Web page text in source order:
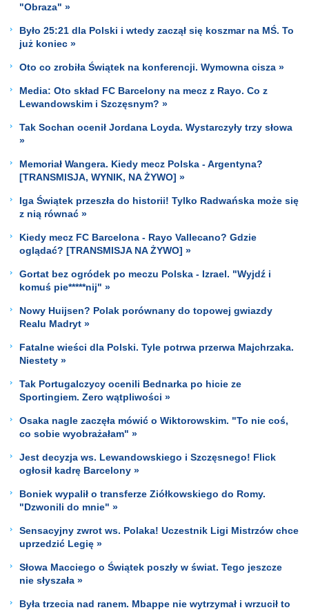
"Obraza" »
Było 25:21 dla Polski i wtedy zaczął się koszmar na MŚ. To
już koniec »
Oto co zrobiła Świątek na konferencji. Wymowna cisza »
Media: Oto skład FC Barcelony na mecz z Rayo. Co z
Lewandowskim i Szczęsnym? »
Tak Sochan ocenił Jordana Loyda. Wystarczyły trzy słowa
»
Memoriał Wangera. Kiedy mecz Polska - Argentyna?
[TRANSMISJA, WYNIK, NA ŻYWO] »
Iga Świątek przeszła do historii! Tylko Radwańska może się
z nią równać »
Kiedy mecz FC Barcelona - Rayo Vallecano? Gdzie
oglądać? [TRANSMISJA NA ŻYWO] »
Gortat bez ogródek po meczu Polska - Izrael. "Wyjdź i
komuś pie*****nij" »
Nowy Huijsen? Polak porównany do topowej gwiazdy
Realu Madryt »
Fatalne wieści dla Polski. Tyle potrwa przerwa Majchrzaka.
Niestety »
Tak Portugalczycy ocenili Bednarka po hicie ze
Sportingiem. Zero wątpliwości »
Osaka nagle zaczęła mówić o Wiktorowskim. "To nie coś,
co sobie wyobrażałam" »
Jest decyzja ws. Lewandowskiego i Szczęsnego! Flick
ogłosił kadrę Barcelony »
Boniek wypalił o transferze Ziółkowskiego do Romy.
"Dzwonili do mnie" »
Sensacyjny zwrot ws. Polaka! Uczestnik Ligi Mistrzów chce
uprzedzić Legię »
Słowa Macciego o Świątek poszły w świat. Tego jeszcze
nie słyszała »
Była trzecia nad ranem. Mbappe nie wytrzymał i wrzucił to